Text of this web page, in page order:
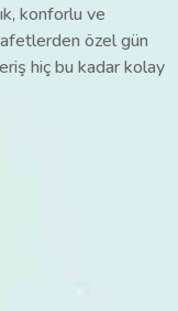
konforlu ve
özel gün
hiç bu kadar kolay